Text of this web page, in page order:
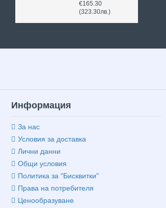
€165.30
(323.30лв.)
Информация
За нас
Условия за доставка
Лични данни
Общи условия
Политика за "Бисквитки"
Права на потребителя
Ценообразуване